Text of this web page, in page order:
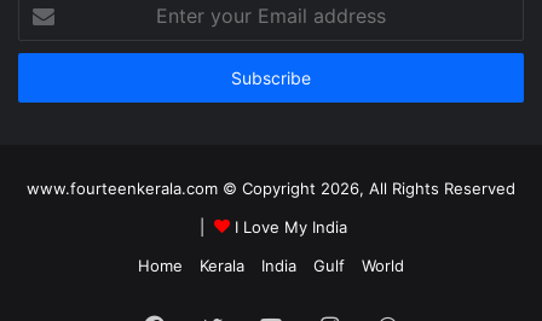
your
Email
www.fourteenkerala.com © Copyright 2026, All Rights Reserved
I Love My India
Home
Kerala India Gulf World